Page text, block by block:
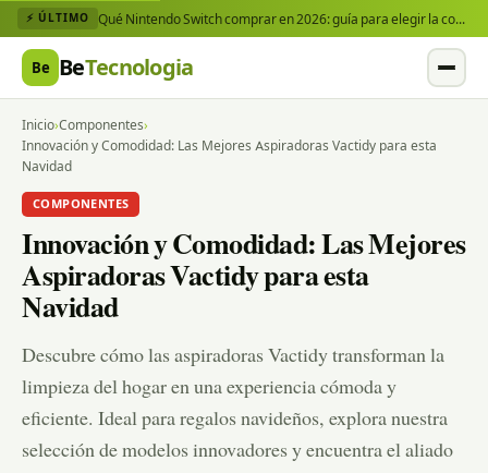
⚡ ÚLTIMO Qué Nintendo Switch comprar en 2026: guía para elegir la consola y los juegos que necesitas
Be BeTecnologia
Inicio›Componentes›
Innovación y Comodidad: Las Mejores Aspiradoras Vactidy para esta
Navidad
COMPONENTES
Innovación y Comodidad: Las Mejores
Aspiradoras Vactidy para esta
Navidad
Descubre cómo las aspiradoras Vactidy transforman la
limpieza del hogar en una experiencia cómoda y
eficiente. Ideal para regalos navideños, explora nuestra
selección de modelos innovadores y encuentra el aliado